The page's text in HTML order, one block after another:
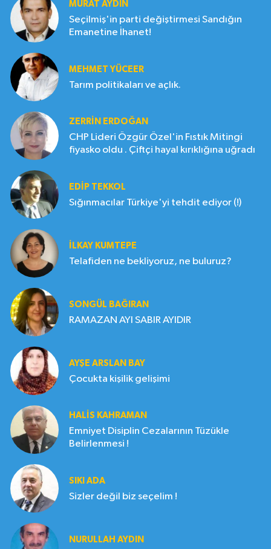
MURAT AYDIN
Seçilmiş'in parti değiştirmesi Sandığın
Emanetine İhanet!
MEHMET YÜCEER
Tarım politikaları ve açlık.
ZERRIN ERDOĞAN
CHP Lideri Özgür Özel'in Fıstık Mitingi
fiyasko oldu . Çiftçi hayal kırıklığına uğradı
EDIP TEKKOL
Sığınmacılar Türkiye'yi tehdit ediyor (!)
İLKAY KUMTEPE
Telafiden ne bekliyoruz, ne buluruz?
SONGÜL BAĞIRAN
RAMAZAN AYI SABIR AYIDIR
AYŞE ARSLAN BAY
Çocukta kişilik gelişimi
HALIS KAHRAMAN
Emniyet Disiplin Cezalarının Tüzükle
Belirlenmesi !
SIKI ADA
Sizler değil biz seçelim !
NURULLAH AYDIN